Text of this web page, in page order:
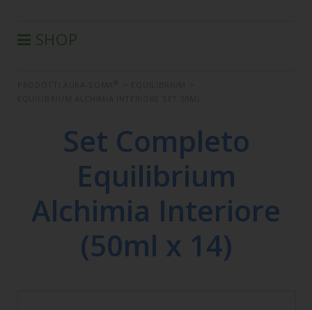
SHOP
SEMINARI IN DIFFERITA
CONDIZIONI DI VENDITA
Set Completo
Equilibrium
Alchimia Interiore
(50ml x 14)